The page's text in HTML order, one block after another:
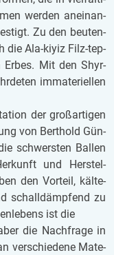
wer­den an­ein­an­
Zu den beu­ten­
die Ala-kiyiz Filz-tep­
Erbes. Mit den Shyr­
im­ma­te­ri­el­len
der groß­ar­ti­gen
von Bert­hold Gün­
schwers­ten Bal­len
und Her­stel­
den Vor­teil, käl­te­
schall­dämp­fend zu
ist die
die Nach­fra­ge in
ver­schie­de­ne Ma­te­